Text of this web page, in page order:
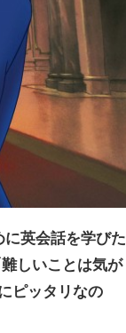
英会話を学びた
しいことは気が
ピッタリなの